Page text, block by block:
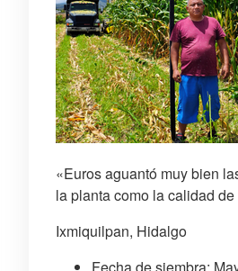
«Euros aguantó muy bien
la planta como la calidad
Ixmiquilpan, Hidalgo